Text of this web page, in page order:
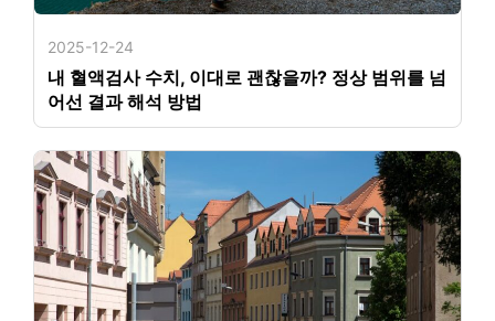
2025-12-24
내 혈액검사 수치, 이대로 괜찮을까? 정상 범위를 넘
어선 결과 해석 방법